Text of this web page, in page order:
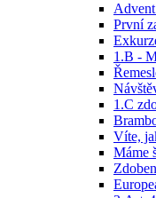
První
1.B -
1.C
Víte,
Máme